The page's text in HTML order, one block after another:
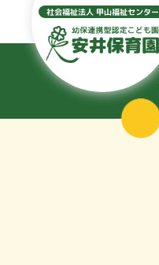
社会福祉法人 甲山福祉センター